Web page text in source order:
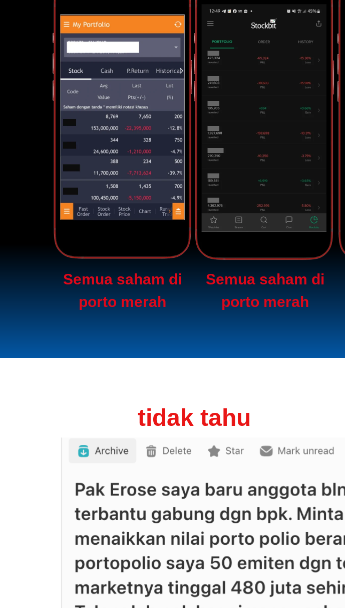
Semua saham di
porto merah
Semua saham di
porto merah
tidak tahu